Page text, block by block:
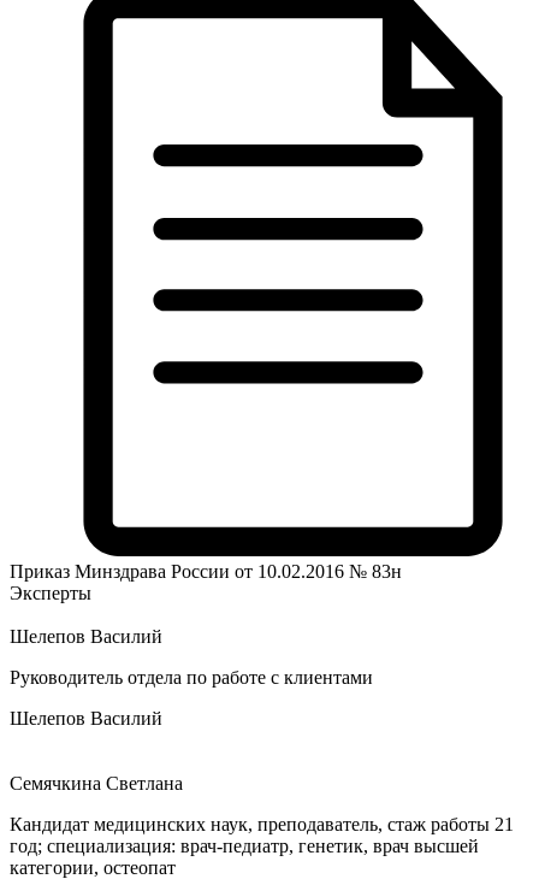
Приказ Минздрава России от 10.02.2016 № 83н
Эксперты
Шелепов Василий
Руководитель отдела по работе с клиентами
Шелепов Василий
Семячкина Светлана
Кандидат медицинских наук, преподаватель, стаж работы 21
год; специализация: врач-педиатр, генетик, врач высшей
категории, остеопат